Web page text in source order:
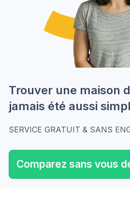
Trouver une maison
jamais été aussi
SERVICE GRATUIT & SANS
Comparez sans vous